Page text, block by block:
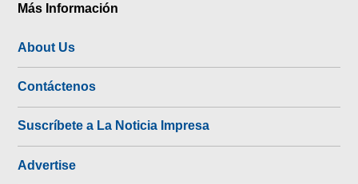
Más Información
About Us
Contáctenos
Suscríbete a La Noticia Impresa
Advertise